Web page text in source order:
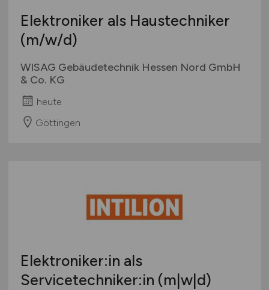
Elektroniker als Haustechniker
(m/w/d)
WISAG Gebäudetechnik Hessen Nord GmbH
& Co. KG
heute
Göttingen
Elektroniker:in als
Servicetechniker:in (m|w|d)